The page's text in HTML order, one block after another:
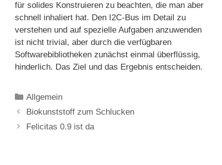
für solides Konstruieren zu beachten, die man aber
schnell inhaliert hat. Den I2C-Bus im Detail zu
verstehen und auf spezielle Aufgaben anzuwenden
ist nicht trivial, aber durch die verfügbaren
Softwarebibliotheken zunächst einmal überflüssig,
hinderlich. Das Ziel und das Ergebnis entscheiden.
Kategorien
Allgemein
Biokunststoff zum Schlucken
Felicitas 0.9 ist da